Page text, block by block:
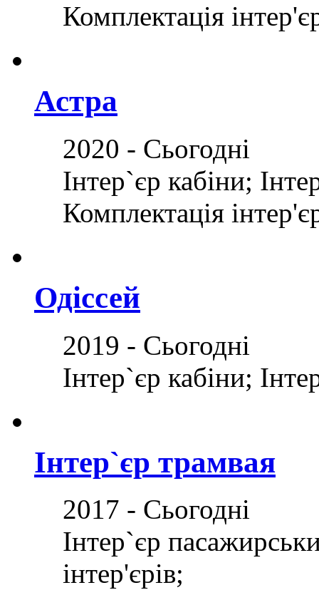
Комплектація
Астра
2020 - Сьогодні
Інтер`єр кабіни;
Комплектація
Одіссей
2019 - Сьогодні
Інтер`єр кабіни;
Інтер`єр трамвая
2017 - Сьогодні
Інтер`єр
інтер'єрів;